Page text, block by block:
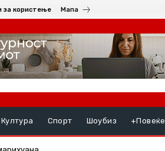
за користење Мапа
Култура Спорт Шоубиз +Повеќе